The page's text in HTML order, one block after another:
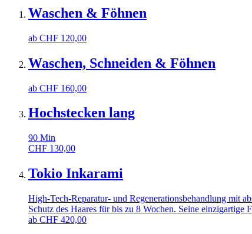
Waschen & Föhnen
ab CHF 120,00
Waschen, Schneiden & Föhnen
ab CHF 160,00
Hochstecken lang
90 Min
CHF 130,00
Tokio Inkarami
High-Tech-Reparatur- und Regenerationsbehandlung mit
Schutz des Haares für bis zu 8 Wochen. Seine
ab CHF 420,00